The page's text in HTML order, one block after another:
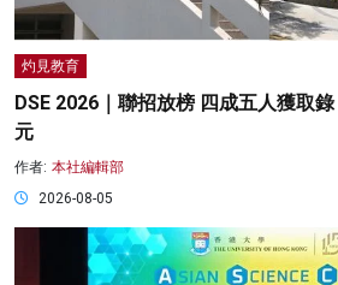
灼見教育
DSE 2026｜聯招放榜 四成五人獲取
元
作者: 本社編輯部
2026-08-05